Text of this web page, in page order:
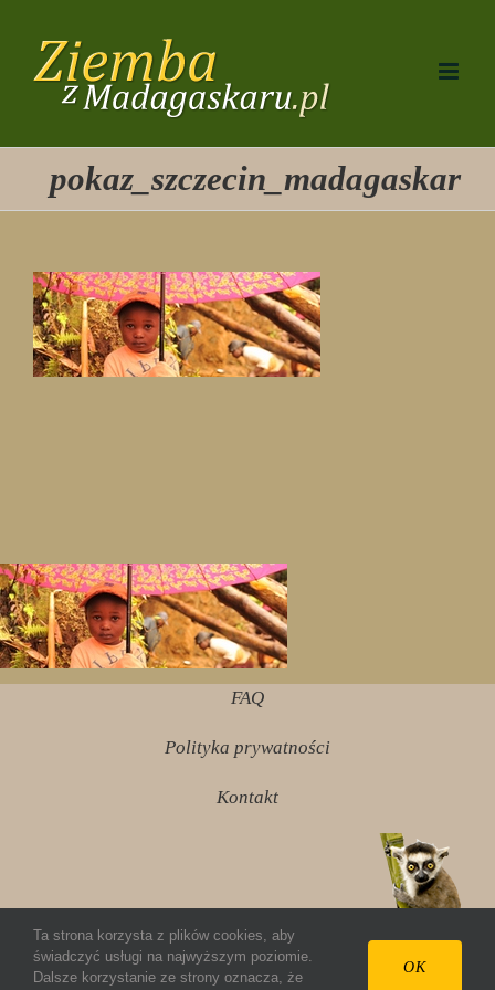
zawartości
pokaz_szczecin_madagaskar
FAQ
Polityka prywatności
Kontakt
© 2012 ziembazmadagaskaru.pl Wszelkie prawa
Ta strona korzysta z plików cookies, aby
świadczyć usługi na najwyższym poziomie.
Dalsze korzystanie ze strony oznacza, że
OK